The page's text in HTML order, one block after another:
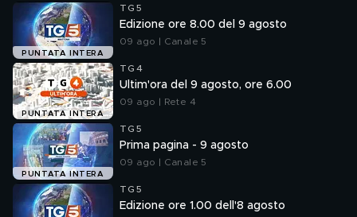
PUNTATA INTERA
TG5
Edizione ore 8.00 del 9 agosto
09 ago | Canale 5
PUNTATA INTERA
TG4
Ultim'ora del 9 agosto, ore 6.00
09 ago | Rete 4
PUNTATA INTERA
TG5
Prima pagina - 9 agosto
09 ago | Canale 5
TG5
Edizione ore 1.00 dell'8 agosto